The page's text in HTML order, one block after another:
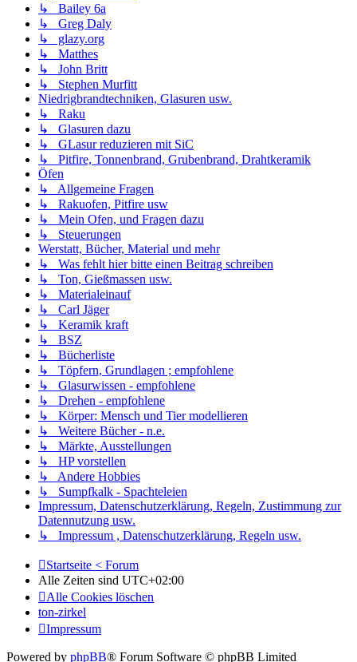
↳ Bailey 6a
↳ Greg Daly
↳ glazy.org
↳ Matthes
↳ John Britt
↳ Stephen Murfitt
Niedrigbrandtechniken, Glasuren usw.
↳ Raku
↳ Glasuren dazu
↳ GLasur reduzieren mit SiC
↳ Pitfire, Tonnenbrand, Grubenbrand, Drahtkeramik
Öfen
↳ Allgemeine Fragen
↳ Rakuofen, Pitfire usw
↳ Mein Ofen, und Fragen dazu
↳ Steuerungen
Werstatt, Bücher, Material und mehr
↳ Was fehlt hier bitte einen Beitrag schreiben
↳ Ton, Gießmassen usw.
↳ Materialeinauf
↳ Carl Jäger
↳ Keramik kraft
↳ BSZ
↳ Bücherliste
↳ Töpfern, Grundlagen ; empfohlene
↳ Glasurwissen - empfohlene
↳ Drehen - empfohlene
↳ Körper: Mensch und Tier modellieren
↳ Weitere Bücher - n.e.
↳ Märkte, Ausstellungen
↳ HP vorstellen
↳ Andere Hobbies
↳ Sumpfkalk - Spachteleien
Impressum, Datenschutzerklärung, Regeln, Zustimmung zur
Datennutzung usw.
↳ Impressum , Datenschutzerklärung, Regeln usw.
Startseite < Forum
Alle Zeiten sind UTC+02:00
Alle Cookies löschen
ton-zirkel
Impressum
Powered by phpBB® Forum Software © phpBB Limited